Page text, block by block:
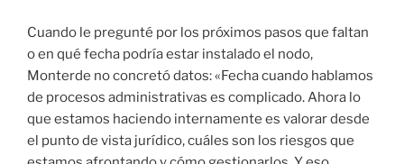
Cuando le pregunté por los próximos pasos que faltan
o en qué fecha podría estar instalado el nodo,
Monterde no concretó datos: «Fecha cuando hablamos
de procesos administrativas es complicado. Ahora lo
que estamos haciendo internamente es valorar desde
el punto de vista jurídico, cuáles son los riesgos que